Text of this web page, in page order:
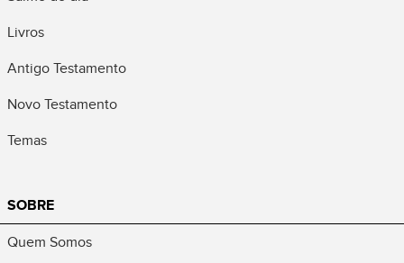
Livros
Antigo Testamento
Novo Testamento
Temas
SOBRE
Quem Somos